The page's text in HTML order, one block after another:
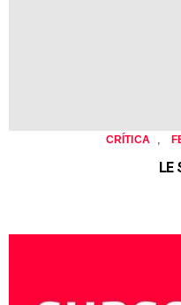
CRÍTICA
LE